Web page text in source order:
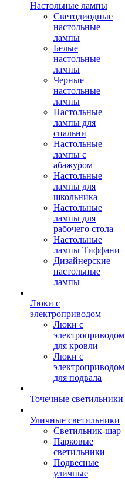
Настольные лампы
Светодиодные
настольные
лампы
Белые
настольные
лампы
Черные
настольные
лампы
Настольные
лампы для
спальни
Настольные
лампы с
абажуром
Настольные
лампы для
школьника
Настольные
лампы для
рабочего стола
Настольные
лампы Тиффани
Дизайнерские
настольные
лампы
Люки с
электроприводом
Люки с
электроприводом
для кровли
Люки с
электроприводом
для подвала
Точечные светильники
Уличные светильники
Светильник-шар
Парковые
светильники
Подвесные
уличные